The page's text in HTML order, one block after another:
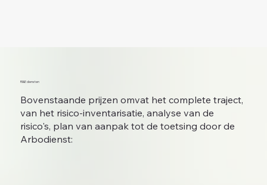
RI&E diensten
Bovenstaande prijzen omvat het complete traject,
van het risico-inventarisatie, analyse van de
risico's, plan van aanpak tot de toetsing door de
Arbodienst: